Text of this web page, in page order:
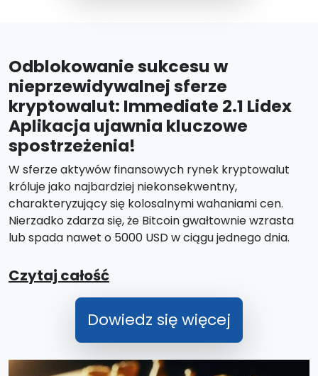
Odblokowanie sukcesu w
nieprzewidywalnej sferze
kryptowalut: Immediate 2.1 Lidex
Aplikacja ujawnia kluczowe
spostrzeżenia!
W sferze aktywów finansowych rynek kryptowalut
króluje jako najbardziej niekonsekwentny,
charakteryzujący się kolosalnymi wahaniami cen.
Nierzadko zdarza się, że Bitcoin gwałtownie wzrasta
lub spada nawet o 5000 USD w ciągu jednego dnia.
Czytaj całość
Dowiedz się więcej